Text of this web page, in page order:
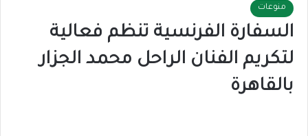
منوعات
السفارة الفرنسية تنظم فعالية
لتكريم الفنان الراحل محمد الجزار
بالقاهرة